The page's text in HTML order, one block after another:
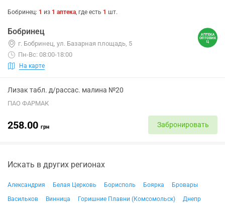
Бобринец: 1 из 1 аптека, где есть 1 шт.
Бобринец
г. Бобринец, ул. Базарная площадь, 5
Пн-Вс: 08:00-18:00
На карте
Лизак табл. д/рассас. малина №20
ПАО ФАРМАК
258.00 грн Забронировать
Искать в других регионах
Александрия Белая Церковь Борисполь Боярка
Бровары
Васильков
Винница Горишние Плавни (Комсомольск)
Днепр